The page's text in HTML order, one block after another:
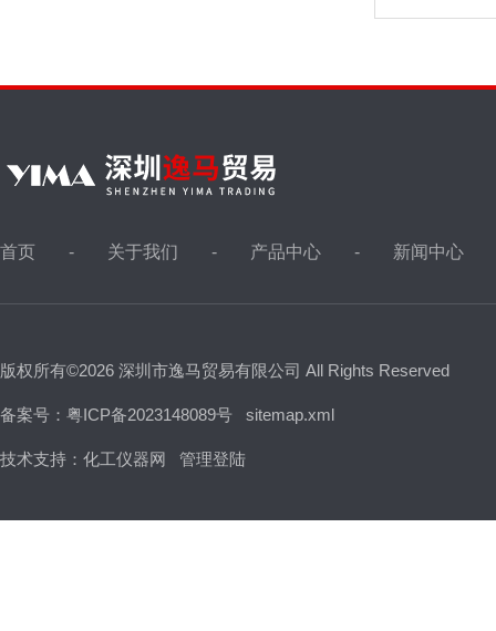
首页 关于我们 产品中心 新闻中心
版权所有©2026 深圳市逸马贸易有限公司 All Rights Reserved
备案号：粤ICP备2023148089号 sitemap.xml
技术支持： 化工仪器网 管理登陆